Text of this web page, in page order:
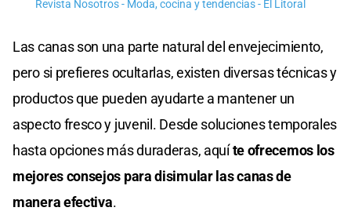
Revista Nosotros - Moda, cocina y tendencias - El Litoral
Las canas son una parte natural del envejecimiento,
pero si prefieres ocultarlas, existen diversas técnicas y
productos que pueden ayudarte a mantener un
aspecto fresco y juvenil. Desde soluciones temporales
hasta opciones más duraderas, aquíte ofrecemos los
mejores consejos para disimular las canas de
manera efectiva.